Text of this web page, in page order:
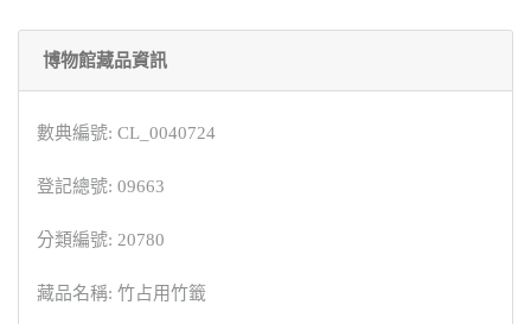
博物館藏品資訊
數典編號: CL_0040724
登記總號: 09663
分類編號: 20780
藏品名稱: 竹占用竹籤